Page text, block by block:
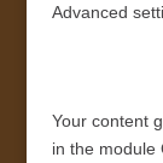
Advanced
Your content
in the module